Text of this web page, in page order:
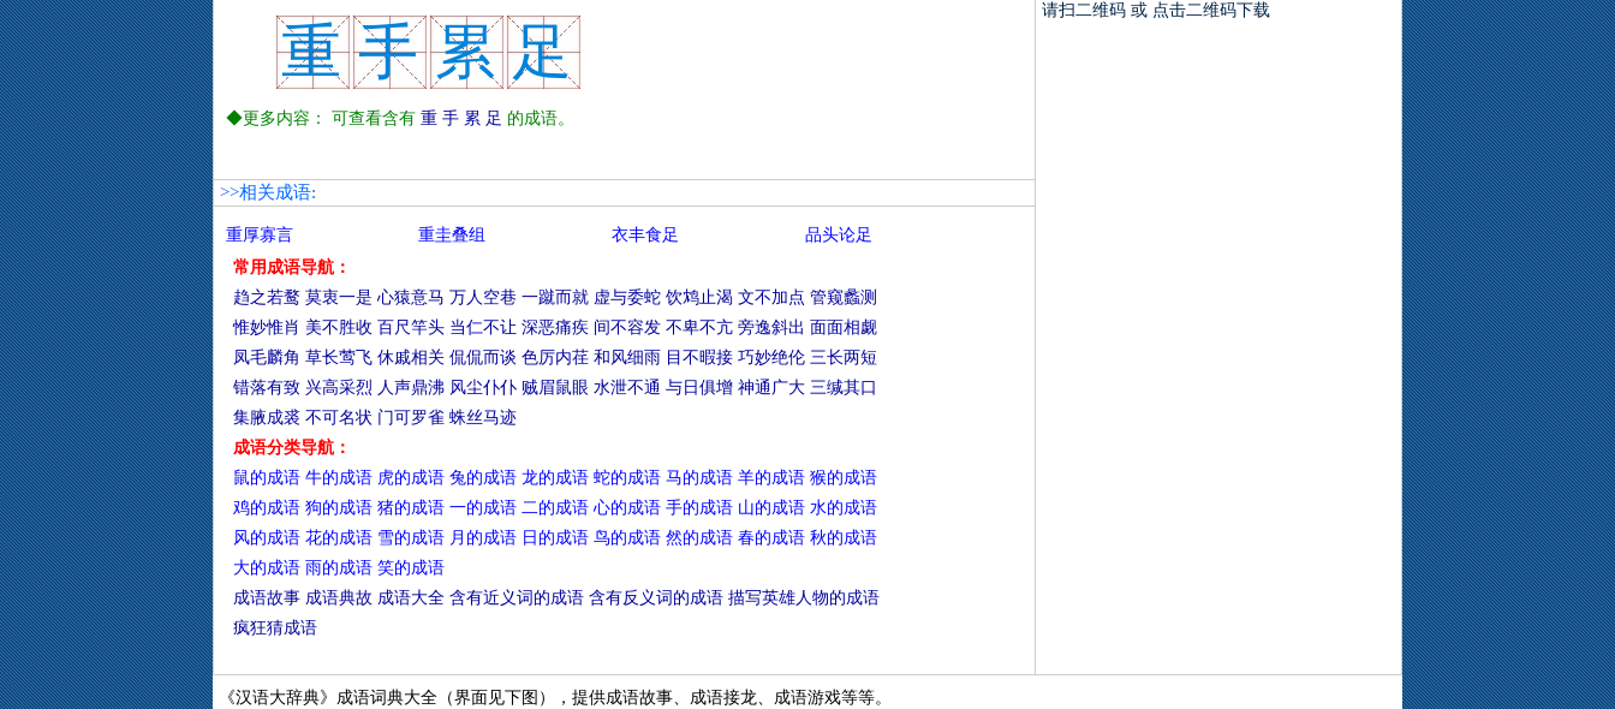
重 手 累 足
◆更多内容： 可查看含有 重 手 累 足 的成语。
请扫二维码 或 点击二维码下载
>>相关成语:
重厚寡言 重圭叠组 衣丰食足
品头论足
常用成语导航：
趋之若鹜 莫衷一是 心猿意马 万人空巷 一蹴而就 虚与委蛇 饮鸩止渴 文不加点 管窥蠡测
惟妙惟肖 美不胜收 百尺竿头 当仁不让 深恶痛疾 间不容发 不卑不亢 旁逸斜出 面面相觑
凤毛麟角 草长莺飞 休戚相关 侃侃而谈 色厉内荏 和风细雨 目不暇接 巧妙绝伦 三长两短
错落有致 兴高采烈 人声鼎沸 风尘仆仆 贼眉鼠眼 水泄不通 与日俱增 神通广大 三缄其口
集腋成裘 不可名状 门可罗雀 蛛丝马迹
成语分类导航：
鼠的成语 牛的成语 虎的成语 兔的成语 龙的成语 蛇的成语 马的成语 羊的成语 猴的成语
鸡的成语 狗的成语 猪的成语 一的成语 二的成语 心的成语 手的成语 山的成语 水的成语
风的成语 花的成语 雪的成语 月的成语 日的成语 鸟的成语 然的成语 春的成语 秋的成语
大的成语 雨的成语 笑的成语
成语故事 成语典故 成语大全 含有近义词的成语 含有反义词的成语 描写英雄人物的成语
疯狂猜成语
《汉语大辞典》成语词典大全（界面见下图），提供成语故事、成语接龙、成语游戏等等。